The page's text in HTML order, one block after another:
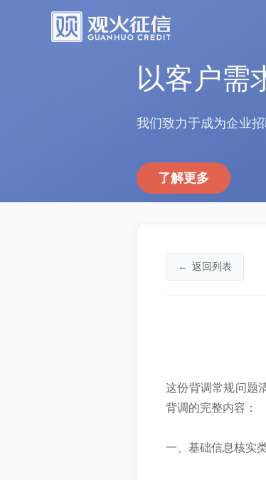
以客户需
我们致力于成为企业
了解更多
← 返回列表
这份背调常规问题
背调的完整内容：
一、基础信息核实